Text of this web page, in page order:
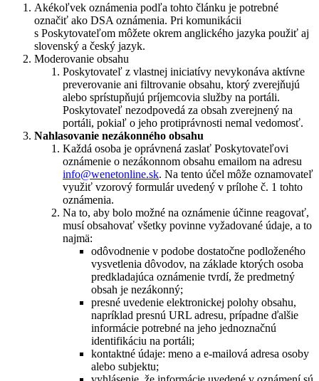
Akékoľvek oznámenia podľa tohto článku je potrebné
označiť ako DSA oznámenia. Pri komunikácii
s Poskytovateľom môžete okrem anglického jazyka použiť aj
slovenský a český jazyk.
Moderovanie obsahu
Poskytovateľ z vlastnej iniciatívy nevykonáva aktívne
preverovanie ani filtrovanie obsahu, ktorý zverejňujú
alebo sprístupňujú príjemcovia služby na portáli.
Poskytovateľ nezodpovedá za obsah zverejnený na
portáli, pokiaľ o jeho protiprávnosti nemal vedomosť.
Nahlasovanie nezákonného obsahu
Každá osoba je oprávnená zaslať Poskytovateľovi
oznámenie o nezákonnom obsahu emailom na adresu
info@wenetonline.sk. Na tento účel môže oznamovateľ
využiť vzorový formulár uvedený v prílohe č. 1 tohto
oznámenia.
Na to, aby bolo možné na oznámenie účinne reagovať,
musí obsahovať všetky povinne vyžadované údaje, a to
najmä:
odôvodnenie v podobe dostatočne podloženého
vysvetlenia dôvodov, na základe ktorých osoba
predkladajúca oznámenie tvrdí, že predmetný
obsah je nezákonný;
presné uvedenie elektronickej polohy obsahu,
napríklad presnú URL adresu, prípadne ďalšie
informácie potrebné na jeho jednoznačnú
identifikáciu na portáli;
kontaktné údaje: meno a e-mailová adresa osoby
alebo subjektu;